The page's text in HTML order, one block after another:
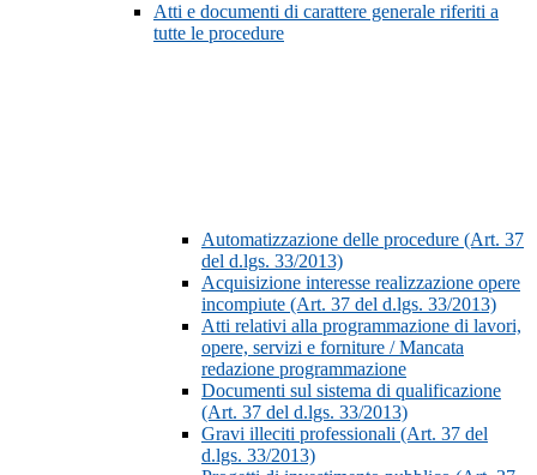
Atti e documenti di carattere generale riferiti a
tutte le procedure
Automatizzazione delle procedure (Art. 37
del d.lgs. 33/2013)
Acquisizione interesse realizzazione opere
incompiute (Art. 37 del d.lgs. 33/2013)
Atti relativi alla programmazione di lavori,
opere, servizi e forniture / Mancata
redazione programmazione
Documenti sul sistema di qualificazione
(Art. 37 del d.lgs. 33/2013)
Gravi illeciti professionali (Art. 37 del
d.lgs. 33/2013)